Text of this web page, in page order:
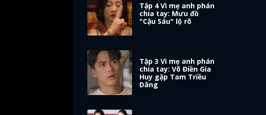
Tập 4 Vì mẹ anh phán
chia tay: Mưu đồ
"Cậu Sáu" lộ rõ
Tập 3 Vì mẹ anh phán
chia tay: Võ Điền Gia
Huy gặp Tam Triều
Dâng